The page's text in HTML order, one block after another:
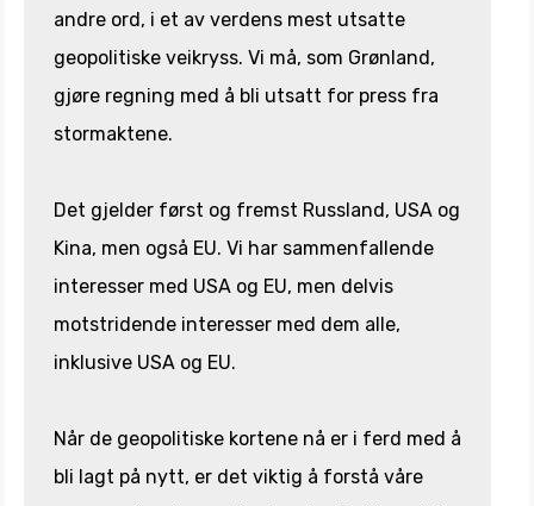
andre ord, i et av verdens mest utsatte
geopolitiske veikryss. Vi må, som Grønland,
gjøre regning med å bli utsatt for press fra
stormaktene.
Det gjelder først og fremst Russland, USA og
Kina, men også EU. Vi har sammenfallende
interesser med USA og EU, men delvis
motstridende interesser med dem alle,
inklusive USA og EU.
Når de geopolitiske kortene nå er i ferd med å
bli lagt på nytt, er det viktig å forstå våre